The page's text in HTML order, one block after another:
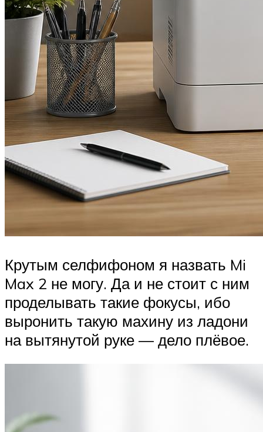
Крутым селфифоном я назвать Mi
Max 2 не могу. Да и не стоит с ним
проделывать такие фокусы, ибо
выронить такую махину из ладони
на вытянутой руке — дело плёвое.